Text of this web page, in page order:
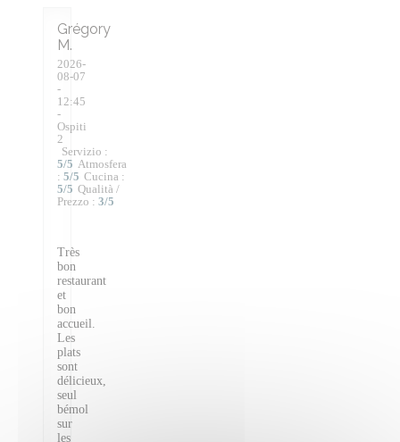
Grégory
M
2026-
08-07
-
12:45
-
Ospiti
2
Servizio :
5/5 Atmosfera
: 5/5 Cucina :
5/5 Qualità /
Prezzo : 3/5
Très
bon
restaurant
et
bon
accueil.
Les
plats
sont
délicieux,
seul
bémol
sur
les